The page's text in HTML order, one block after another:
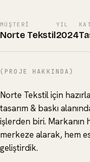
MÜŞTERI
Norte Tekstil
YIL
2024
(PROJE HAKKINDA)
Norte Tekstil için
tasarım & baskı
işlerden biri.
merkeze alarak, hem
geliştirdik.